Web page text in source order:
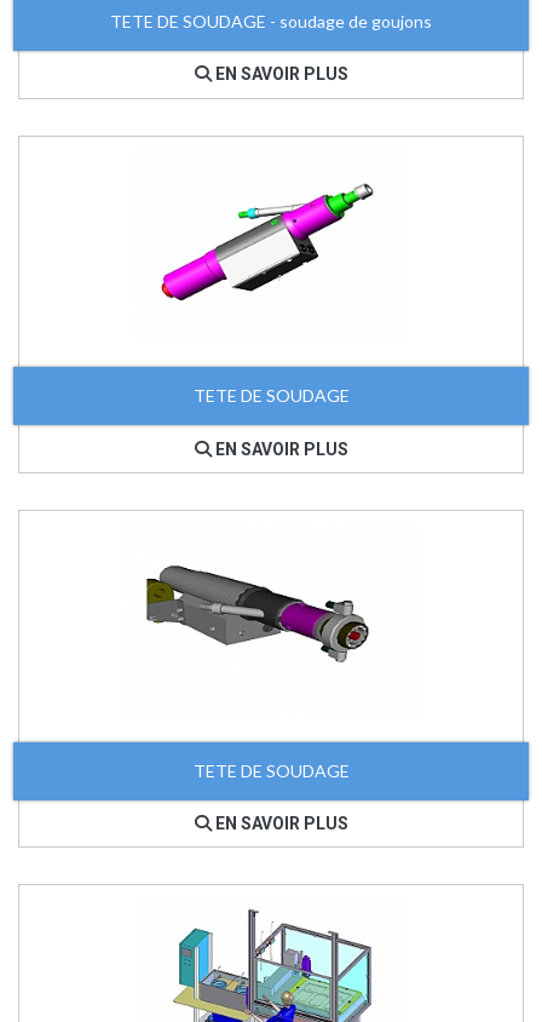
TETE DE SOUDAGE - soudage de goujons
EN SAVOIR PLUS
TETE DE SOUDAGE
EN SAVOIR PLUS
TETE DE SOUDAGE
EN SAVOIR PLUS